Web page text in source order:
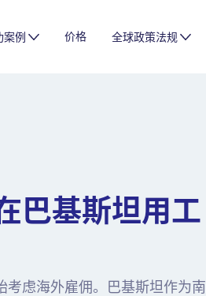
案例 价格 全球政策法规
巴基斯坦用工
考虑海外雇佣。巴基斯坦作为南